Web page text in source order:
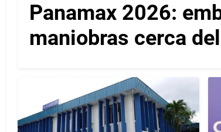
Panamax 2026:
maniobras cerca